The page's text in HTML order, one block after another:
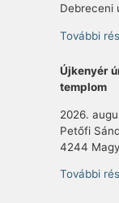
Debreceni
További
Újkenyér
templom
2026.
Petőfi
4244
További